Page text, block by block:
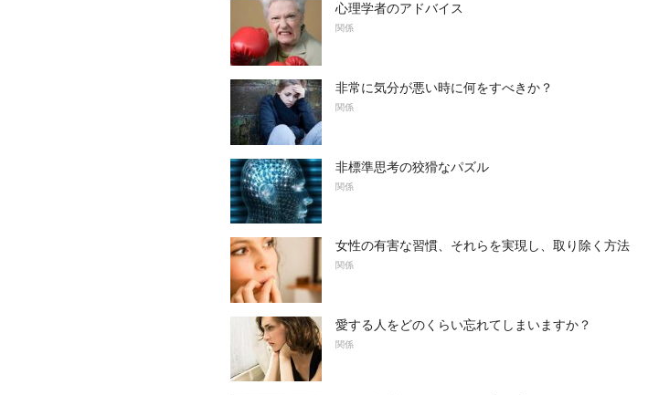
心理学者のアドバイス
関係
非常に気分が悪い時に何をすべきか？
関係
非標準思考の狡猾なパズル
関係
女性の有害な習慣、それらを実現し、取り除く方法
関係
愛する人をどのくらい忘れてしまいますか？
関係